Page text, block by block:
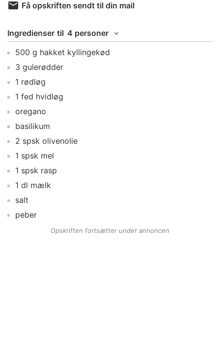
Få opskriften sendt til din mail
Ingredienser til 4 personer
500 g hakket kyllingekød
3 gulerødder
1 rødløg
1 fed hvidløg
oregano
basilikum
2 spsk olivenolie
1 spsk mel
1 spsk rasp
1 dl mælk
salt
peber
Opskriften fortsætter under annoncen